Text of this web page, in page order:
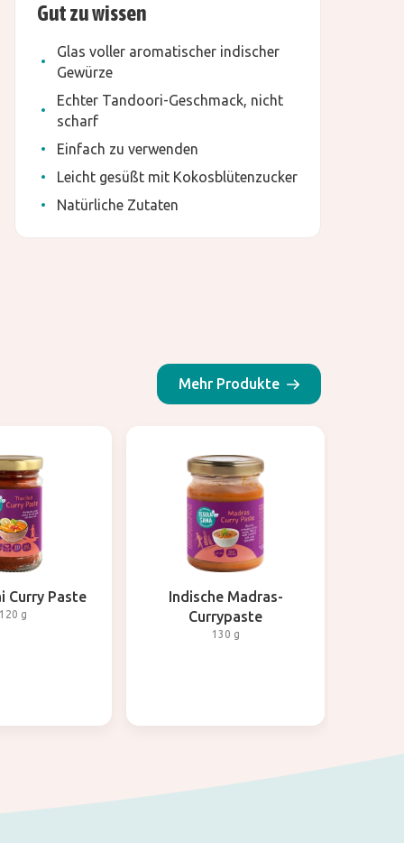
Gut zu wissen
Glas voller aromatischer indischer
Gewürze
Echter Tandoori-Geschmack, nicht
scharf
Einfach zu verwenden
Leicht gesüßt mit Kokosblütenzucker
Natürliche Zutaten
Mehr Produkte
Curry Paste
120 g
Indische Madras-
Currypaste
130 g